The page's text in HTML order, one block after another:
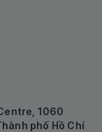
1060
phố Hồ Chí